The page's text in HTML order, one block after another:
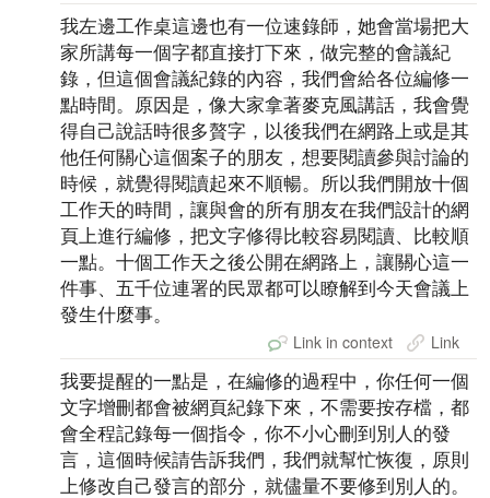
我左邊工作桌這邊也有一位速錄師，她會當場把大
家所講每一個字都直接打下來，做完整的會議紀
錄，但這個會議紀錄的內容，我們會給各位編修一
點時間。原因是，像大家拿著麥克風講話，我會覺
得自己說話時很多贅字，以後我們在網路上或是其
他任何關心這個案子的朋友，想要閱讀參與討論的
時候，就覺得閱讀起來不順暢。所以我們開放十個
工作天的時間，讓與會的所有朋友在我們設計的網
頁上進行編修，把文字修得比較容易閱讀、比較順
一點。十個工作天之後公開在網路上，讓關心這一
件事、五千位連署的民眾都可以瞭解到今天會議上
發生什麼事。
Link in context Link
我要提醒的一點是，在編修的過程中，你任何一個
文字增刪都會被網頁紀錄下來，不需要按存檔，都
會全程記錄每一個指令，你不小心刪到別人的發
言，這個時候請告訴我們，我們就幫忙恢復，原則
上修改自己發言的部分，就儘量不要修到別人的。